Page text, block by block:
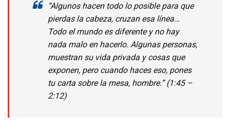
“Algunos hacen todo lo posible para que
pierdas la cabeza, cruzan esa línea…
Todo el mundo es diferente y no hay
nada malo en hacerlo. Algunas personas,
muestran su vida privada y cosas que
exponen, pero cuando haces eso, pones
tu carta sobre la mesa, hombre.” (1:45 –
2:12)